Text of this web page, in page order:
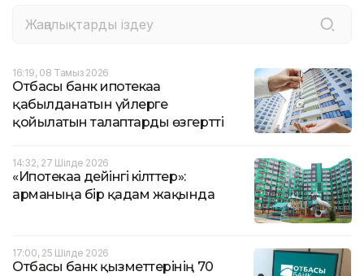
16:19, 08 Тамыз 2026
Отбасы банк ипотекаға
қабылданатын үйлерге
қойылатын талаптарды өзгертті
14:32, 27 Шілде 2026
«Ипотекаға дейінгі кілттер»:
арманыңа бір қадам жақында
17:00, 25 Шілде 2026
Отбасы банк қызметтерінің 70